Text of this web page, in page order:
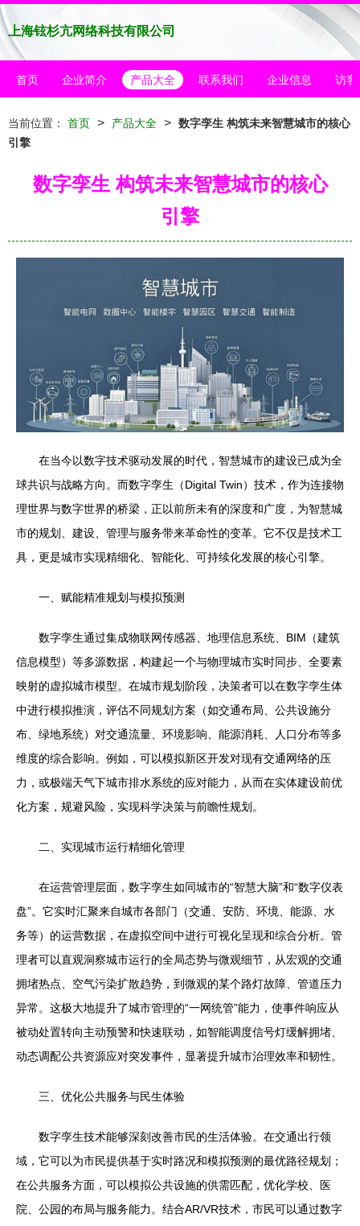
上海铉杉亢网络科技有限公司
首页 企业简介 产品大全 联系我们 企业信息 访客
当前位置： 首页 > 产品大全 > 数字孪生 构筑未来智慧城市的核心
引擎
数字孪生 构筑未来智慧城市的核心
引擎
在当今以数字技术驱动发展的时代，智慧城市的建设已成为全
球共识与战略方向。而数字孪生（Digital Twin）技术，作为连接物
理世界与数字世界的桥梁，正以前所未有的深度和广度，为智慧城
市的规划、建设、管理与服务带来革命性的变革。它不仅是技术工
具，更是城市实现精细化、智能化、可持续化发展的核心引擎。
一、赋能精准规划与模拟预测
数字孪生通过集成物联网传感器、地理信息系统、BIM（建筑
信息模型）等多源数据，构建起一个与物理城市实时同步、全要素
映射的虚拟城市模型。在城市规划阶段，决策者可以在数字孪生体
中进行模拟推演，评估不同规划方案（如交通布局、公共设施分
布、绿地系统）对交通流量、环境影响、能源消耗、人口分布等多
维度的综合影响。例如，可以模拟新区开发对现有交通网络的压
力，或极端天气下城市排水系统的应对能力，从而在实体建设前优
化方案，规避风险，实现科学决策与前瞻性规划。
二、实现城市运行精细化管理
在运营管理层面，数字孪生如同城市的“智慧大脑”和“数字仪表
盘”。它实时汇聚来自城市各部门（交通、安防、环境、能源、水
务等）的运营数据，在虚拟空间中进行可视化呈现和综合分析。管
理者可以直观洞察城市运行的全局态势与微观细节，从宏观的交通
拥堵热点、空气污染扩散趋势，到微观的某个路灯故障、管道压力
异常。这极大地提升了城市管理的“一网统管”能力，使事件响应从
被动处置转向主动预警和快速联动，如智能调度信号灯缓解拥堵、
动态调配公共资源应对突发事件，显著提升城市治理效率和韧性。
三、优化公共服务与民生体验
数字孪生技术能够深刻改善市民的生活体验。在交通出行领
域，它可以为市民提供基于实时路况和模拟预测的最优路径规划；
在公共服务方面，可以模拟公共设施的供需匹配，优化学校、医
院、公园的布局与服务能力。结合AR/VR技术，市民可以通过数字